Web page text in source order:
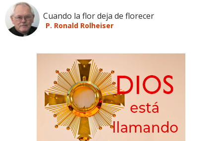
Cuando la flor deja de florecer
P. Ronald Rolheiser